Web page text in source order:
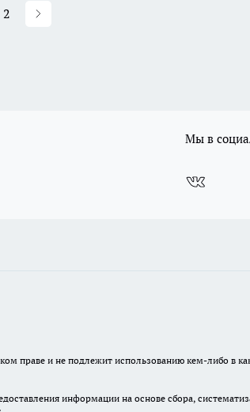
2
Мы в
праве и не подлежит использованию кем-либо в
информации на основе сбора,